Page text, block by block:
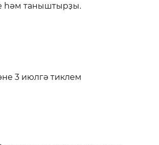
һәм таныштырҙы.
3 июлгә тиклем